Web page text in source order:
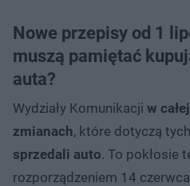
Nowe przepisy od 1
muszą pamiętać
auta?
Wydziały Komunikacji w
zmianach, które dotyczą
sprzedali auto. To pokłosie
rozporządzeniem 14